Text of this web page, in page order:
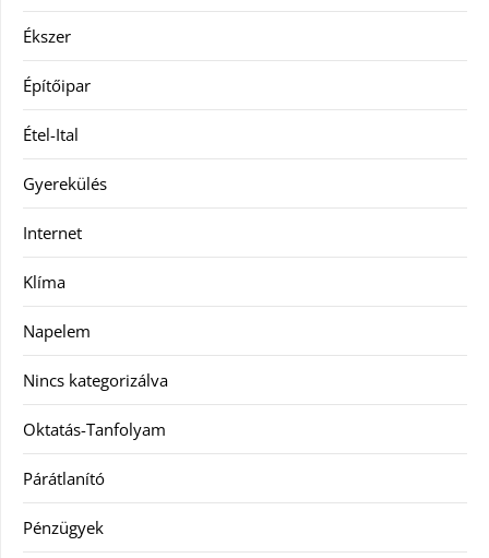
Ékszer
Építőipar
Étel-Ital
Gyerekülés
Internet
Klíma
Napelem
Nincs kategorizálva
Oktatás-Tanfolyam
Párátlanító
Pénzügyek